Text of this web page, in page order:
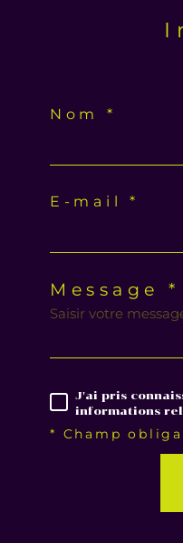
Nom *
E-mail *
Message *
J'ai pris
informations
* Champ